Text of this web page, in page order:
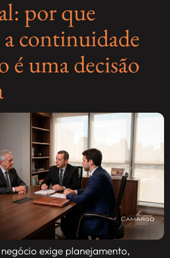
por que
continuidade
é uma decisão
exige planejamento,